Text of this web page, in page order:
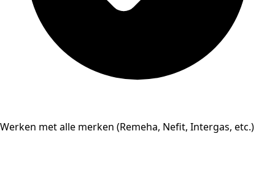
Werken met alle merken (Remeha, Nefit, Intergas, etc.)